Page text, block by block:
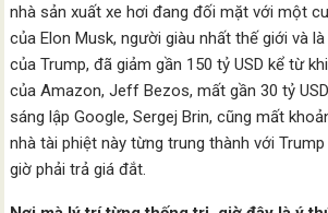
nhà sản xuất xe hơi đang đối mặt với một
của Elon Musk, người giàu nhất thế giới và
của Trump, đã giảm gần 150 tỷ USD kể từ
của Amazon, Jeff Bezos, mất gần 30 tỷ
sáng lập Google, Sergej Brin, cũng mất
nhà tài phiệt này từng trung thành với
giờ phải trả giá đắt.